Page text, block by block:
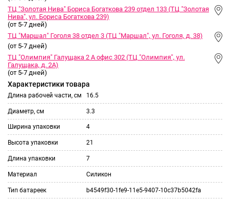
ТЦ "Золотая Нива" Бориса Богаткова 239 отдел 133 (ТЦ "Золотая
Нива", ул. Бориса Богаткова 239)
(от 5-7 дней)
ТЦ "Маршал" Гоголя 38 отдел 3 (ТЦ "Маршал", ул. Гоголя, д. 38)
(от 5-7 дней)
ТЦ "Олимпия" Галущака 2 А офис 302 (ТЦ "Олимпия", ул.
Галущака, д. 2А)
(от 5-7 дней)
Характеристики товара
Длина рабочей части, см 16.5
Диаметр, см 3.3
Ширина упаковки 4
Высота упаковки 21
Длина упаковки 7
Материал Силикон
Тип батареек b4549f30-1fe9-11e5-9407-10c37b5042fa